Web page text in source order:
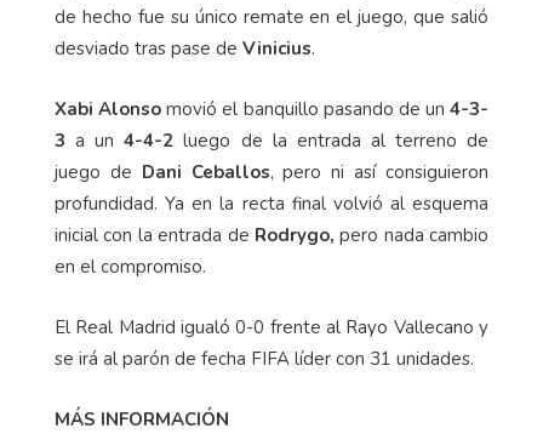
de hecho fue su único remate en el juego, que salió
desviado tras pase de Vinicius.
Xabi Alonso movió el banquillo pasando de un 4-3-
3 a un4-4-2 luego de la entrada al terreno de
juego de Dani Ceballos, pero ni así consiguieron
profundidad. Ya en la recta final volvió al esquema
inicial con la entrada de Rodrygo, pero nada cambio
en el compromiso.
El Real Madrid igualó 0-0 frente al Rayo Vallecano y
se irá al parón de fecha FIFA líder con 31 unidades.
MÁS INFORMACIÓN